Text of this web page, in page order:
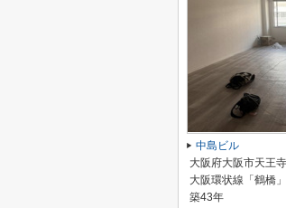
中島ビル
大阪府大阪市天王
大阪環状線「鶴橋
築43年